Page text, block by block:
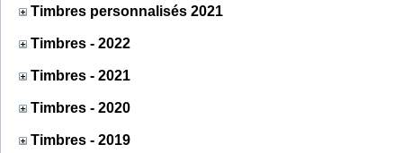
Timbres personnalisés 2021
Timbres - 2022
Timbres - 2021
Timbres - 2020
Timbres - 2019